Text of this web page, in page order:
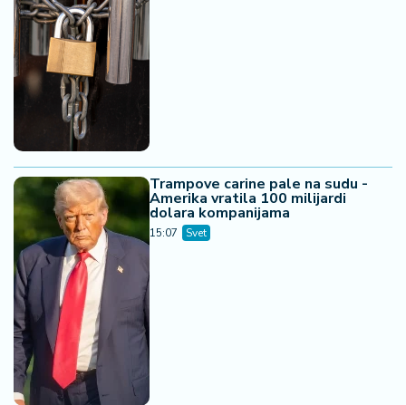
Trampove carine pale na sudu -
Amerika vratila 100 milijardi
dolara kompanijama
15:07 Svet